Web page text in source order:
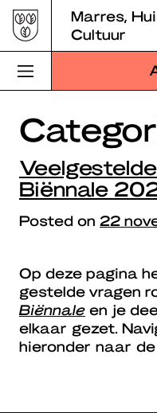
Skip
to
content
Marres,
Cultuur
Bezoek
Programma
Educatie
Over Marres
Marres
Shop
Zoek
Biënnale
Posted on 22
Op deze pagina
gestelde vragen
Biënnale en je
elkaar gezet.
hieronder naar